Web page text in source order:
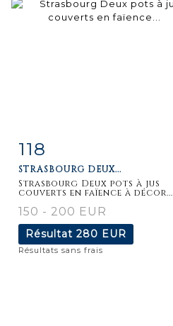
118
STRASBOURG DEUX...
Strasbourg Deux pots à jus
couverts en faïence à décor...
150 - 200 EUR
Résultat 280 EUR
Résultats sans frais